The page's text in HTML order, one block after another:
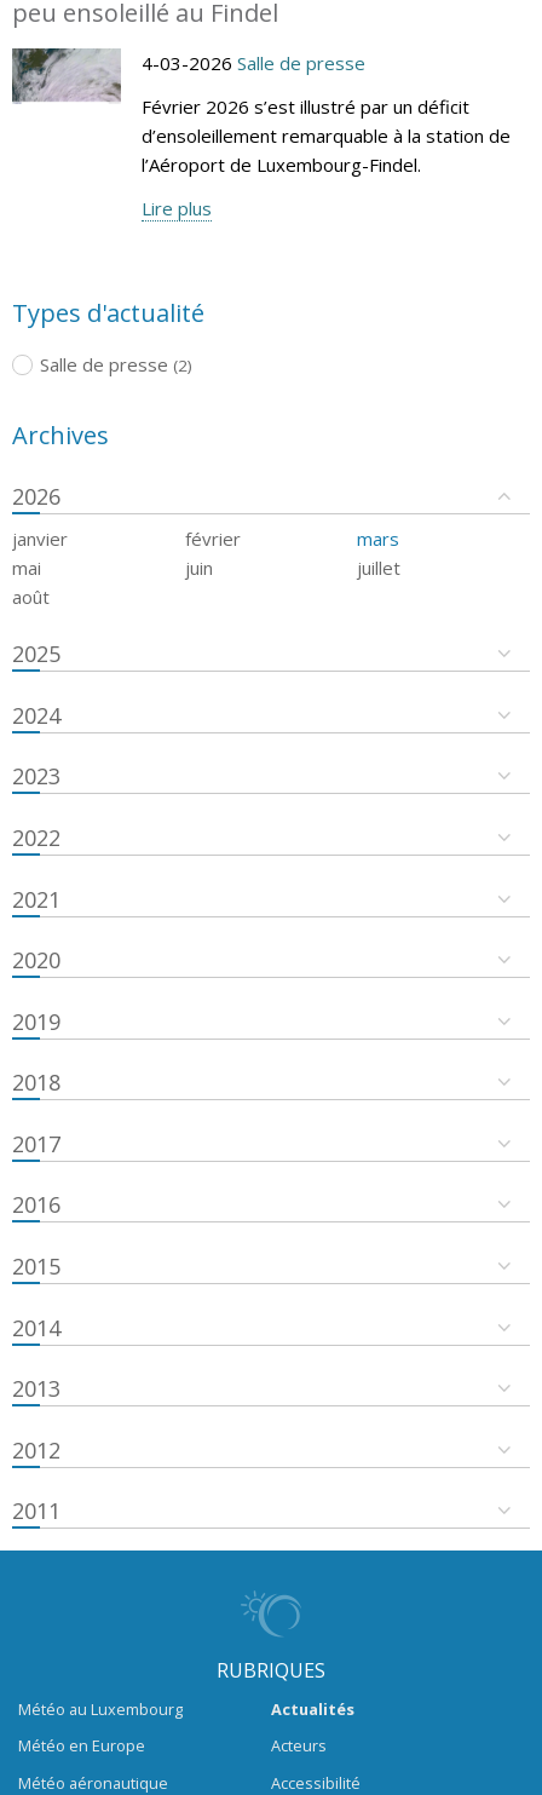
peu ensoleillé au Findel
4-03-2026 Salle de presse
Février 2026 s’est illustré par un déficit
d’ensoleillement remarquable à la station de
l’Aéroport de Luxembourg-Findel.
Lire plus
Types d'actualité
Salle de presse (2)
Archives
2026
janvier février
mars
mai
juin
juillet
août
2025
2024
2023
2022
2021
2020
2019
2018
2017
2016
2015
2014
2013
2012
2011
RUBRIQUES
Météo au Luxembourg
Météo en Europe
Météo aéronautique
Actualités
Acteurs
Accessibilité